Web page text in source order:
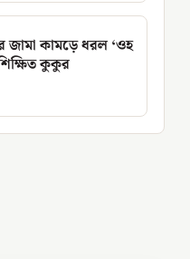
জামা কামড়ে ধরল ‘ওহ
কুকুর